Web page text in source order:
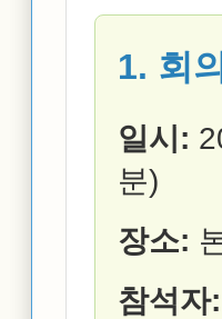
1. 회
일시:
분)
장소:
참석자: